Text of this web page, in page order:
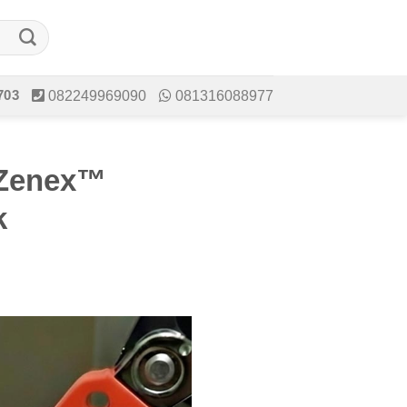
082249969090 081316088977